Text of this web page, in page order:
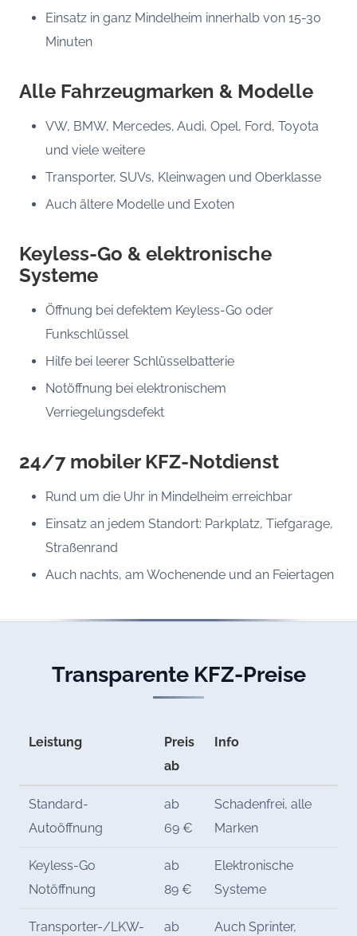
Einsatz in ganz Mindelheim innerhalb von 15-30
Minuten
Alle Fahrzeugmarken & Modelle
VW, BMW, Mercedes, Audi, Opel, Ford, Toyota
und viele weitere
Transporter, SUVs, Kleinwagen und Oberklasse
Auch ältere Modelle und Exoten
Keyless-Go & elektronische
Systeme
Öffnung bei defektem Keyless-Go oder
Funkschlüssel
Hilfe bei leerer Schlüsselbatterie
Notöffnung bei elektronischem
Verriegelungsdefekt
24/7 mobiler KFZ-Notdienst
Rund um die Uhr in Mindelheim erreichbar
Einsatz an jedem Standort: Parkplatz, Tiefgarage,
Straßenrand
Auch nachts, am Wochenende und an Feiertagen
Transparente KFZ-Preise
Leistung
Preis
ab
Info
Standard-
Autoöffnung
ab
69 €
Schadenfrei, alle
Marken
Keyless-Go
Notöffnung
ab
89 €
Elektronische
Systeme
Transporter-/LKW-
ab
Auch Sprinter,